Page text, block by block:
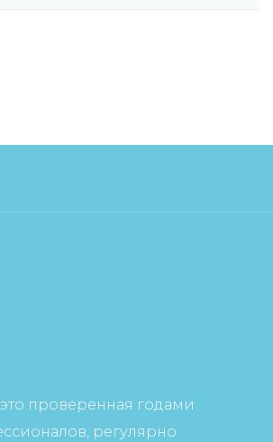
проверенная годами
регулярно